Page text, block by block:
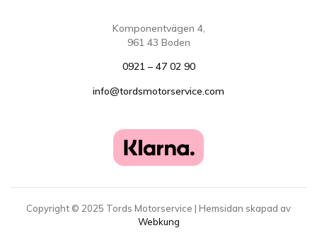
Komponentvägen 4,
961 43 Boden
0921 – 47 02 90
info@tordsmotorservice.com
Copyright © 2025 Tords Motorservice | Hemsidan skapad av
Webkung